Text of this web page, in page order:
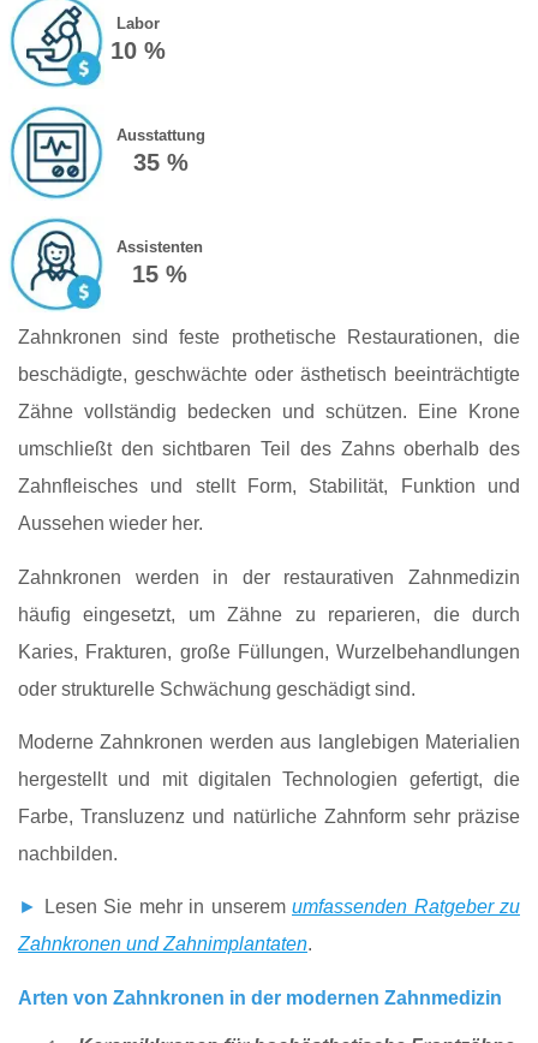
Labor
10 %
Ausstattung
35 %
Assistenten
15 %
Zahnkronen sind feste prothetische Restaurationen, die
beschädigte, geschwächte oder ästhetisch beeinträchtigte
Zähne vollständig bedecken und schützen. Eine Krone
umschließt den sichtbaren Teil des Zahns oberhalb des
Zahnfleisches und stellt Form, Stabilität, Funktion und
Aussehen wieder her.
Zahnkronen werden in der restaurativen Zahnmedizin
häufig eingesetzt, um Zähne zu reparieren, die durch
Karies, Frakturen, große Füllungen, Wurzelbehandlungen
oder strukturelle Schwächung geschädigt sind.
Moderne Zahnkronen werden aus langlebigen Materialien
hergestellt und mit digitalen Technologien gefertigt, die
Farbe, Transluzenz und natürliche Zahnform sehr präzise
nachbilden.
► Lesen Sie mehr in unserem umfassenden Ratgeber zu
Zahnkronen und Zahnimplantaten.
Arten von Zahnkronen in der modernen Zahnmedizin